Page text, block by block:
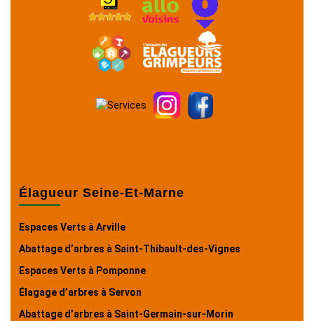
Élagueur Seine-Et-Marne
Espaces Verts à Arville
Abattage d’arbres à Saint-Thibault-des-Vignes
Espaces Verts à Pomponne
Élagage d’arbres à Servon
Abattage d’arbres à Saint-Germain-sur-Morin